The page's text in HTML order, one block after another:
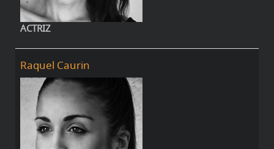
ACTRIZ
Raquel Caurin